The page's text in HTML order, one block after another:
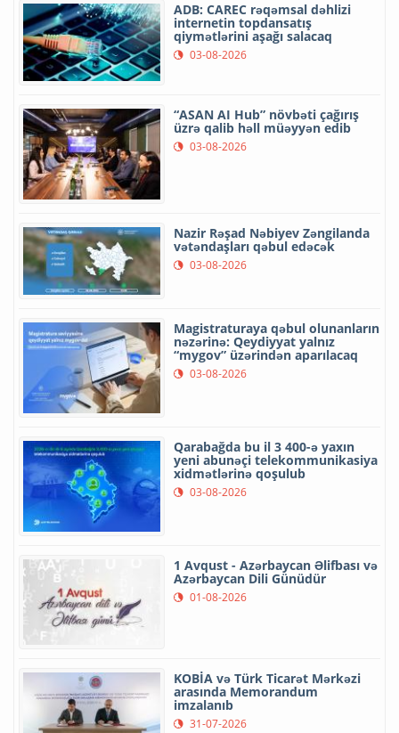
ADB: CAREC rəqəmsal dəhlizi
internetin topdansatış
qiymətlərini aşağı salacaq
03-08-2026
“ASAN AI Hub” növbəti çağırış
üzrə qalib həll müəyyən edib
03-08-2026
Nazir Rəşad Nəbiyev Zəngilanda
vətəndaşları qəbul edəcək
03-08-2026
Magistraturaya qəbul olunanların
nəzərinə: Qeydiyyat yalnız
“mygov” üzərindən aparılacaq
03-08-2026
Qarabağda bu il 3 400-ə yaxın
yeni abunəçi telekommunikasiya
xidmətlərinə qoşulub
03-08-2026
1 Avqust - Azərbaycan Əlifbası və
Azərbaycan Dili Günüdür
01-08-2026
KOBİA və Türk Ticarət Mərkəzi
arasında Memorandum
imzalanıb
31-07-2026